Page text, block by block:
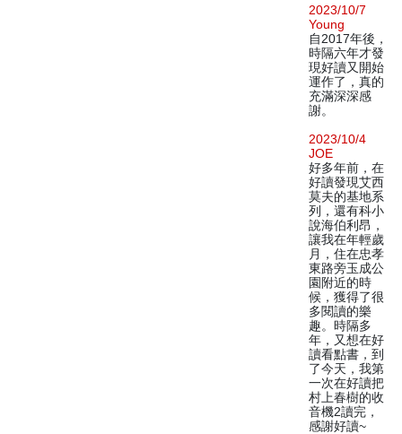
2023/10/7
Young
自2017年後，
時隔六年才發
現好讀又開始
運作了，真的
充滿深深感
謝。
2023/10/4
JOE
好多年前，在
好讀發現艾西
莫夫的基地系
列，還有科小
說海伯利昂，
讓我在年輕歲
月，住在忠孝
東路旁玉成公
園附近的時
候，獲得了很
多閱讀的樂
趣。時隔多
年，又想在好
讀看點書，到
了今天，我第
一次在好讀把
村上春樹的收
音機2讀完，
感謝好讀~